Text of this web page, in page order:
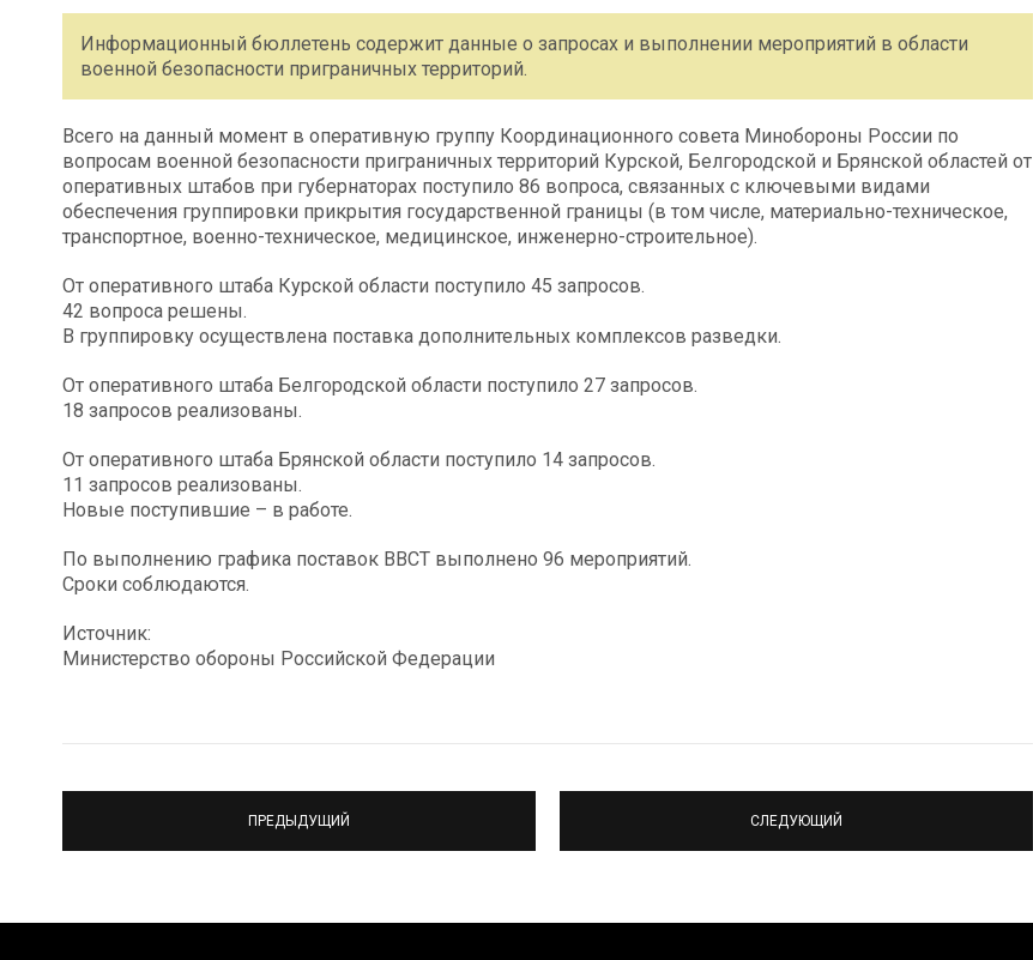
Информационный бюллетень содержит данные о запросах и выполнении мероприятий в области
военной безопасности приграничных территорий.
Всего на данный момент в оперативную группу Координационного совета Минобороны России по
вопросам военной безопасности приграничных территорий Курской, Белгородской и Брянской областей от
оперативных штабов при губернаторах поступило 86 вопроса, связанных с ключевыми видами
обеспечения группировки прикрытия государственной границы (в том числе, материально-техническое,
транспортное, военно-техническое, медицинское, инженерно-строительное).
От оперативного штаба Курской области поступило 45 запросов.
42 вопроса решены.
В группировку осуществлена поставка дополнительных комплексов разведки.
От оперативного штаба Белгородской области поступило 27 запросов.
18 запросов реализованы.
От оперативного штаба Брянской области поступило 14 запросов.
11 запросов реализованы.
Новые поступившие – в работе.
По выполнению графика поставок ВВСТ выполнено 96 мероприятий.
Сроки соблюдаются.
Источник:
Министерство обороны Российской Федерации
ПРЕДЫДУЩИЙ СЛЕДУЮЩИЙ